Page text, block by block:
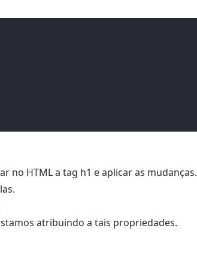
no HTML a tag h1 e aplicar as mudanças.
atribuindo a tais propriedades.